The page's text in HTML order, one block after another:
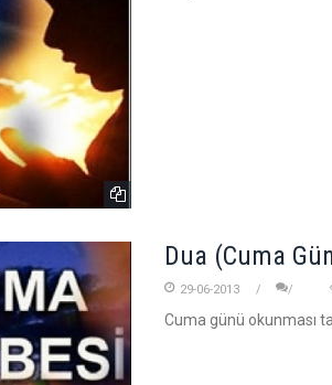
Dua (Cuma
29-06-2013
Cuma günü okunması